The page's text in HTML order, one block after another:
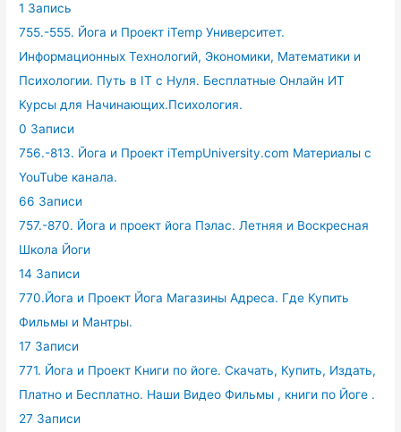
1 Запись
755.-555. Йога и Проект iTemp Университет.
Информационных Технологий, Экономики, Математики и
Психологии. Путь в IT с Нуля. Бесплатные Онлайн ИТ
Курсы для Начинающих.Психология.
0 Записи
756.-813. Йога и Проект iTempUniversity.com Материалы с
YouTube канала.
66 Записи
757.-870. Йога и проект йога Пэлас. Летняя и Воскресная
Школа Йоги
14 Записи
770.Йога и Проект Йога Магазины Адреса. Где Купить
Фильмы и Мантры.
17 Записи
771. Йога и Проект Книги по йоге. Скачать, Купить, Издать,
Платно и Бесплатно. Наши Видео Фильмы , книги по Йоге .
27 Записи